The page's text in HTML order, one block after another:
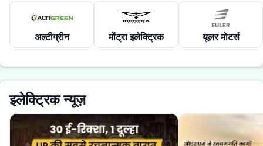
अल्टीग्रीन मोंट्रा इलेक्ट्रिक यूलर मोटर्स
इलेक्ट्रिक न्यूज़